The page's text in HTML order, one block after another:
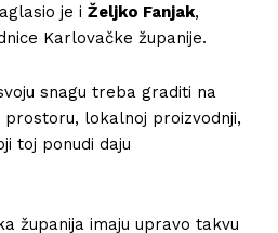
je i Željko Fanjak,
Karlovačke županije.
snagu treba graditi na
lokalnoj proizvodnji,
toj ponudi daju
županija imaju upravo takvu